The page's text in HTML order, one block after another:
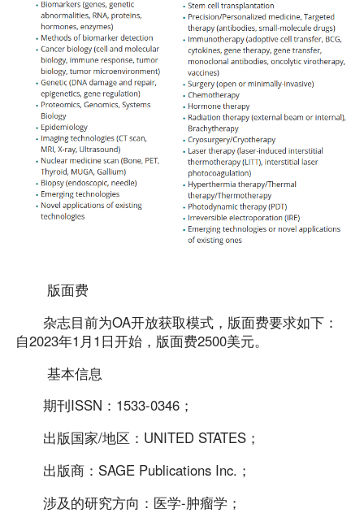
版面费
杂志目前为OA开放获取模式，版面费要求如下：
自2023年1月1日开始，版面费2500美元。
基本信息
期刊ISSN：1533-0346；
出版国家/地区：UNITED STATES；
出版商：SAGE Publications Inc.；
涉及的研究方向：医学-肿瘤学；